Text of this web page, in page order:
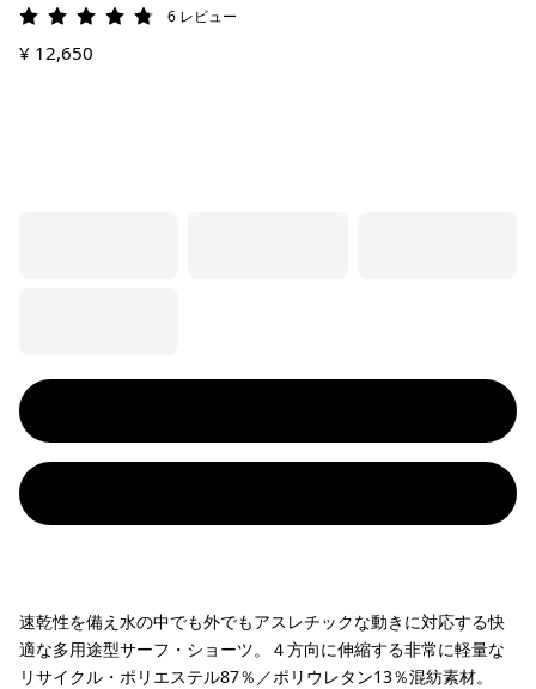
評価: 4.8 / 5
6 レビュー
¥ 12,650
速乾性を備え水の中でも外でもアスレチックな動きに対応する快
適な多用途型サーフ・ショーツ。４方向に伸縮する非常に軽量な
リサイクル・ポリエステル87％／ポリウレタン13％混紡素材。